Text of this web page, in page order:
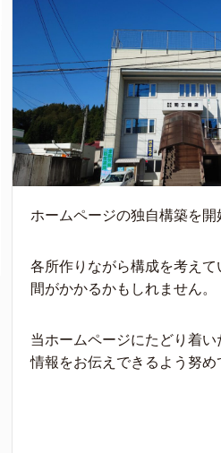
ホームページの独自構築を開
各所作りながら構成を考え
間がかかるかもしれません。
当ホームページにたどり着
情報をお伝えできるよう努め